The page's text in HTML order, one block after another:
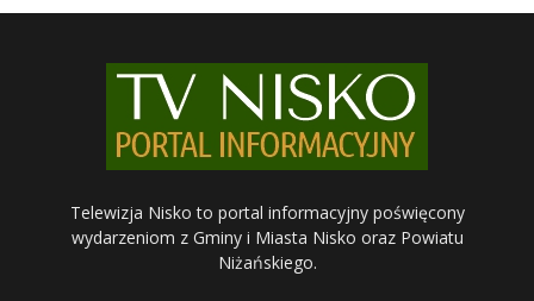
Telewizja Nisko to portal informacyjny poświęcony
wydarzeniom z Gminy i Miasta Nisko oraz Powiatu
Niżańskiego.